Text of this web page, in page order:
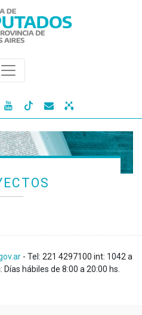
  
- Tel: 221 4297100 int: 1042 a
hábiles de 8:00 a 20:00 hs.